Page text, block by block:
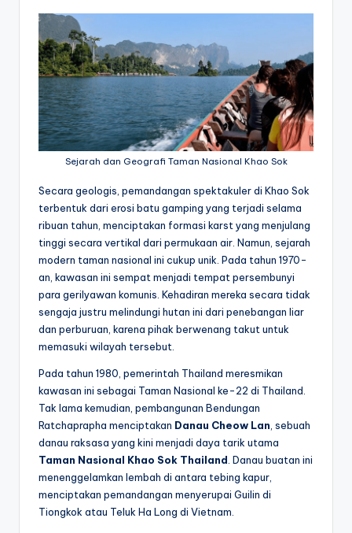
Sejarah dan Geografi Taman Nasional Khao Sok
Secara geologis, pemandangan spektakuler di Khao Sok
terbentuk dari erosi batu gamping yang terjadi selama
ribuan tahun, menciptakan formasi karst yang menjulang
tinggi secara vertikal dari permukaan air. Namun, sejarah
modern taman nasional ini cukup unik. Pada tahun 1970-
an, kawasan ini sempat menjadi tempat persembunyi
para gerilyawan komunis. Kehadiran mereka secara tidak
sengaja justru melindungi hutan ini dari penebangan liar
dan perburuan, karena pihak berwenang takut untuk
memasuki wilayah tersebut.
Pada tahun 1980, pemerintah Thailand meresmikan
kawasan ini sebagai Taman Nasional ke-22 di Thailand.
Tak lama kemudian, pembangunan Bendungan
Ratchaprapha menciptakan Danau Cheow Lan, sebuah
danau raksasa yang kini menjadi daya tarik utama
Taman Nasional Khao Sok Thailand. Danau buatan ini
menenggelamkan lembah di antara tebing kapur,
menciptakan pemandangan menyerupai Guilin di
Tiongkok atau Teluk Ha Long di Vietnam.